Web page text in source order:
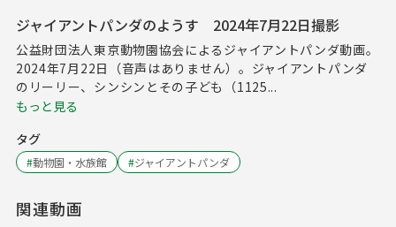
ジャイアントパンダのようす 2024年7月22日撮影
公益財団法人東京動物園協会によるジャイアントパンダ動画。
2024年7月22日（音声はありません）。ジャイアントパンダ
のリーリー、シンシンとその子ども（1125...
もっと見る
タグ
#動物園・水族館 #ジャイアントパンダ
関連動画